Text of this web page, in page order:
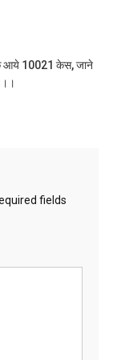
आये 10021 केस, जाने
fields